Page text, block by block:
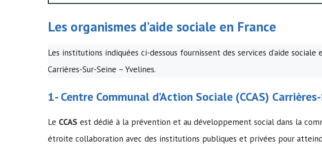
Les organismes d’aide sociale en France
Les institutions indiquées ci-dessous fournissent des services d’aide
Carrières-Sur-Seine – Yvelines.
1-Centre Communal d’Action Sociale (CCAS)
Le CCAS est dédié à la prévention et au développement social dans la
étroite collaboration avec des institutions publiques et privées pour